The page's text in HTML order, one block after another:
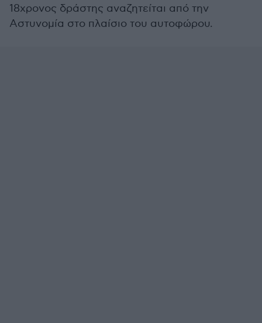
18χρονος δράστης αναζητείται από την
Αστυνομία στο πλαίσιο του αυτοφώρου.